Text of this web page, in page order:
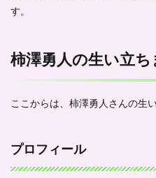
す。
柿澤勇人の生い立ち
ここからは、柿澤勇人さんの生
プロフィール